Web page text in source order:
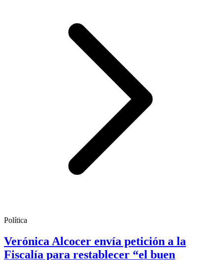
Política
Verónica Alcocer envía petición a la
Fiscalía para restablecer “el buen